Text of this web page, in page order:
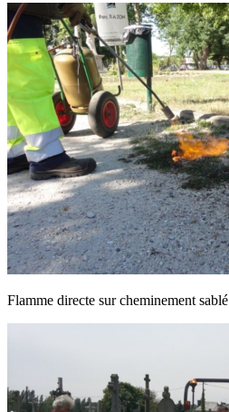
Flamme directe sur cheminement sablé